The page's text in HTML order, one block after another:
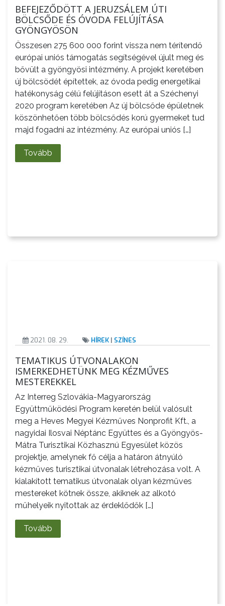
BEFEJEZŐDÖTT A JERUZSÁLEM ÚTI
BÖLCSŐDE ÉS ÓVODA FELÚJÍTÁSA
GYÖNGYÖSÖN
Összesen 275 600 000 forint vissza nem térítendő
európai uniós támogatás segítségével újult meg és
bővült a gyöngyösi intézmény. A projekt keretében
új bölcsödét építettek, az óvoda pedig energetikai
hatékonyság célú felújításon esett át a Széchenyi
2020 program keretében Az új bölcsőde épületnek
köszönhetően több bölcsődés korú gyermeket tud
majd fogadni az intézmény. Az európai uniós […]
Tovább
2021. 08. 29. HÍREK | SZÍNES
TEMATIKUS ÚTVONALAKON
ISMERKEDHETÜNK MEG KÉZMŰVES
MESTEREKKEL
Az Interreg Szlovákia-Magyarország
Együttműködési Program keretén belül valósult
meg a Heves Megyei Kézműves Nonprofit Kft., a
nagyidai Ilosvai Néptánc Együttes és a Gyöngyös-
Mátra Turisztikai Közhasznú Egyesület közös
projektje, amelynek fő célja a határon átnyúló
kézműves turisztikai útvonalak létrehozása volt. A
kialakított tematikus útvonalak olyan kézműves
mestereket kötnek össze, akiknek az alkotó
műhelyeik nyitottak az érdeklődők […]
Tovább